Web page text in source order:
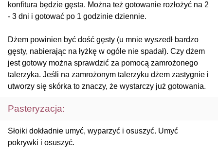
konfitura będzie gęsta. Można też gotowanie rozłożyć na 2
- 3 dni i gotować po 1 godzinie dziennie.
Dżem powinien być dość gęsty (u mnie wyszedł bardzo
gęsty, nabierając na łyżkę w ogóle nie spadał). Czy dżem
jest gotowy można sprawdzić za pomocą zamrożonego
talerzyka. Jeśli na zamrożonym talerzyku dżem zastygnie i
utworzy się skórka to znaczy, że wystarczy już gotowania.
Pasteryzacja:
Słoiki dokładnie umyć, wyparzyć i osuszyć. Umyć
pokrywki i osuszyć.